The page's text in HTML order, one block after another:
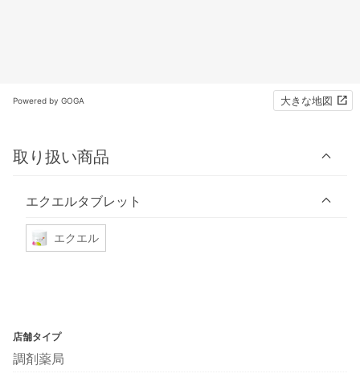
Powered by GOGA 大きな地図
取り扱い商品
エクエルタブレット
エクエル
店舗タイプ
調剤薬局